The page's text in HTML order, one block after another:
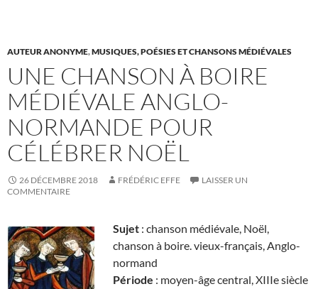
AUTEUR ANONYME,MUSIQUES, POÉSIES ET CHANSONS MÉDIÉVALES
UNE CHANSON À BOIRE
MÉDIÉVALE ANGLO-
NORMANDE POUR
CÉLÉBRER NOËL
26 DÉCEMBRE 2018 FRÉDÉRIC EFFE
LAISSER UN
COMMENTAIRE
Sujet : chanson médiévale, Noël,
chanson à boire. vieux-français, Anglo-
normand
Période : moyen-âge central, XIIIe siècle